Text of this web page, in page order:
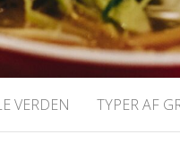
VERDEN TYPER AF